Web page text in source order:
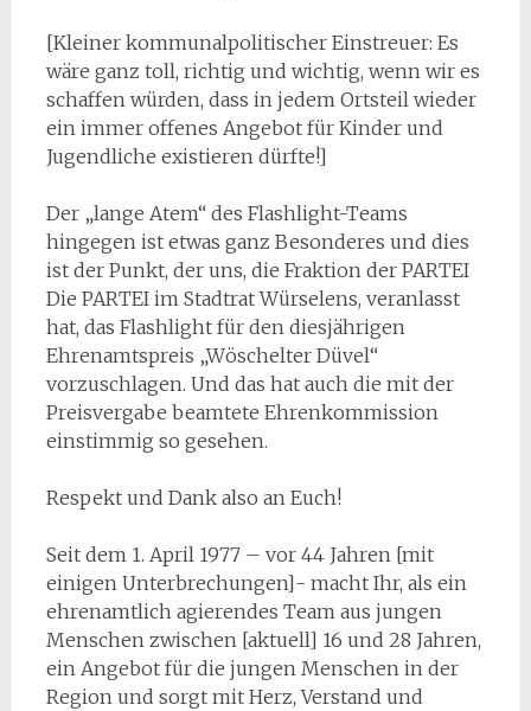
[Kleiner kommunalpolitischer Einstreuer: Es
wäre ganz toll, richtig und wichtig, wenn wir es
schaffen würden, dass in jedem Ortsteil wieder
ein immer offenes Angebot für Kinder und
Jugendliche existieren dürfte!]
Der „lange Atem“ des Flashlight-Teams
hingegen ist etwas ganz Besonderes und dies
ist der Punkt, der uns, die Fraktion der PARTEI
Die PARTEI im Stadtrat Würselens, veranlasst
hat, das Flashlight für den diesjährigen
Ehrenamtspreis „Wöschelter Düvel“
vorzuschlagen. Und das hat auch die mit der
Preisvergabe beamtete Ehrenkommission
einstimmig so gesehen.
Respekt und Dank also an Euch!
Seit dem 1. April 1977 – vor 44 Jahren [mit
einigen Unterbrechungen]- macht Ihr, als ein
ehrenamtlich agierendes Team aus jungen
Menschen zwischen [aktuell] 16 und 28 Jahren,
ein Angebot für die jungen Menschen in der
Region und sorgt mit Herz, Verstand und